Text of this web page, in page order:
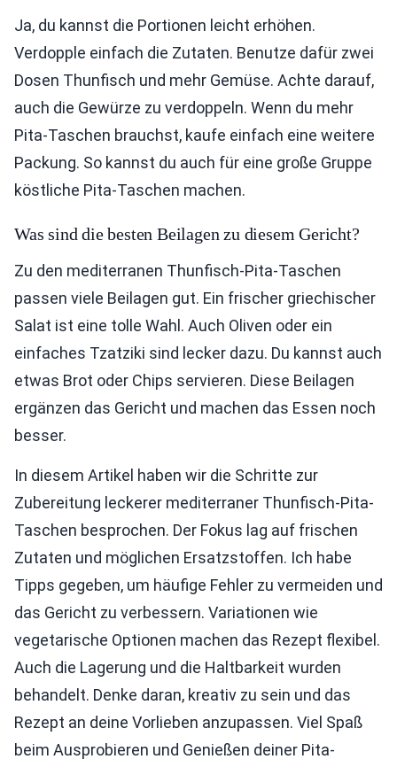
Ja, du kannst die Portionen leicht erhöhen.
Verdopple einfach die Zutaten. Benutze dafür zwei
Dosen Thunfisch und mehr Gemüse. Achte darauf,
auch die Gewürze zu verdoppeln. Wenn du mehr
Pita-Taschen brauchst, kaufe einfach eine weitere
Packung. So kannst du auch für eine große Gruppe
köstliche Pita-Taschen machen.
Was sind die besten Beilagen zu diesem Gericht?
Zu den mediterranen Thunfisch-Pita-Taschen
passen viele Beilagen gut. Ein frischer griechischer
Salat ist eine tolle Wahl. Auch Oliven oder ein
einfaches Tzatziki sind lecker dazu. Du kannst auch
etwas Brot oder Chips servieren. Diese Beilagen
ergänzen das Gericht und machen das Essen noch
besser.
In diesem Artikel haben wir die Schritte zur
Zubereitung leckerer mediterraner Thunfisch-Pita-
Taschen besprochen. Der Fokus lag auf frischen
Zutaten und möglichen Ersatzstoffen. Ich habe
Tipps gegeben, um häufige Fehler zu vermeiden und
das Gericht zu verbessern. Variationen wie
vegetarische Optionen machen das Rezept flexibel.
Auch die Lagerung und die Haltbarkeit wurden
behandelt. Denke daran, kreativ zu sein und das
Rezept an deine Vorlieben anzupassen. Viel Spaß
beim Ausprobieren und Genießen deiner Pita-